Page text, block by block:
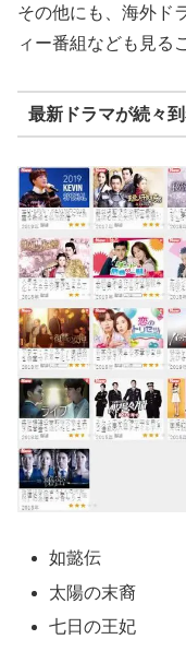
その他にも、海外ド
ィー番組なども見る
最新ドラマが続々
如懿伝
太陽の末裔
七日の王妃